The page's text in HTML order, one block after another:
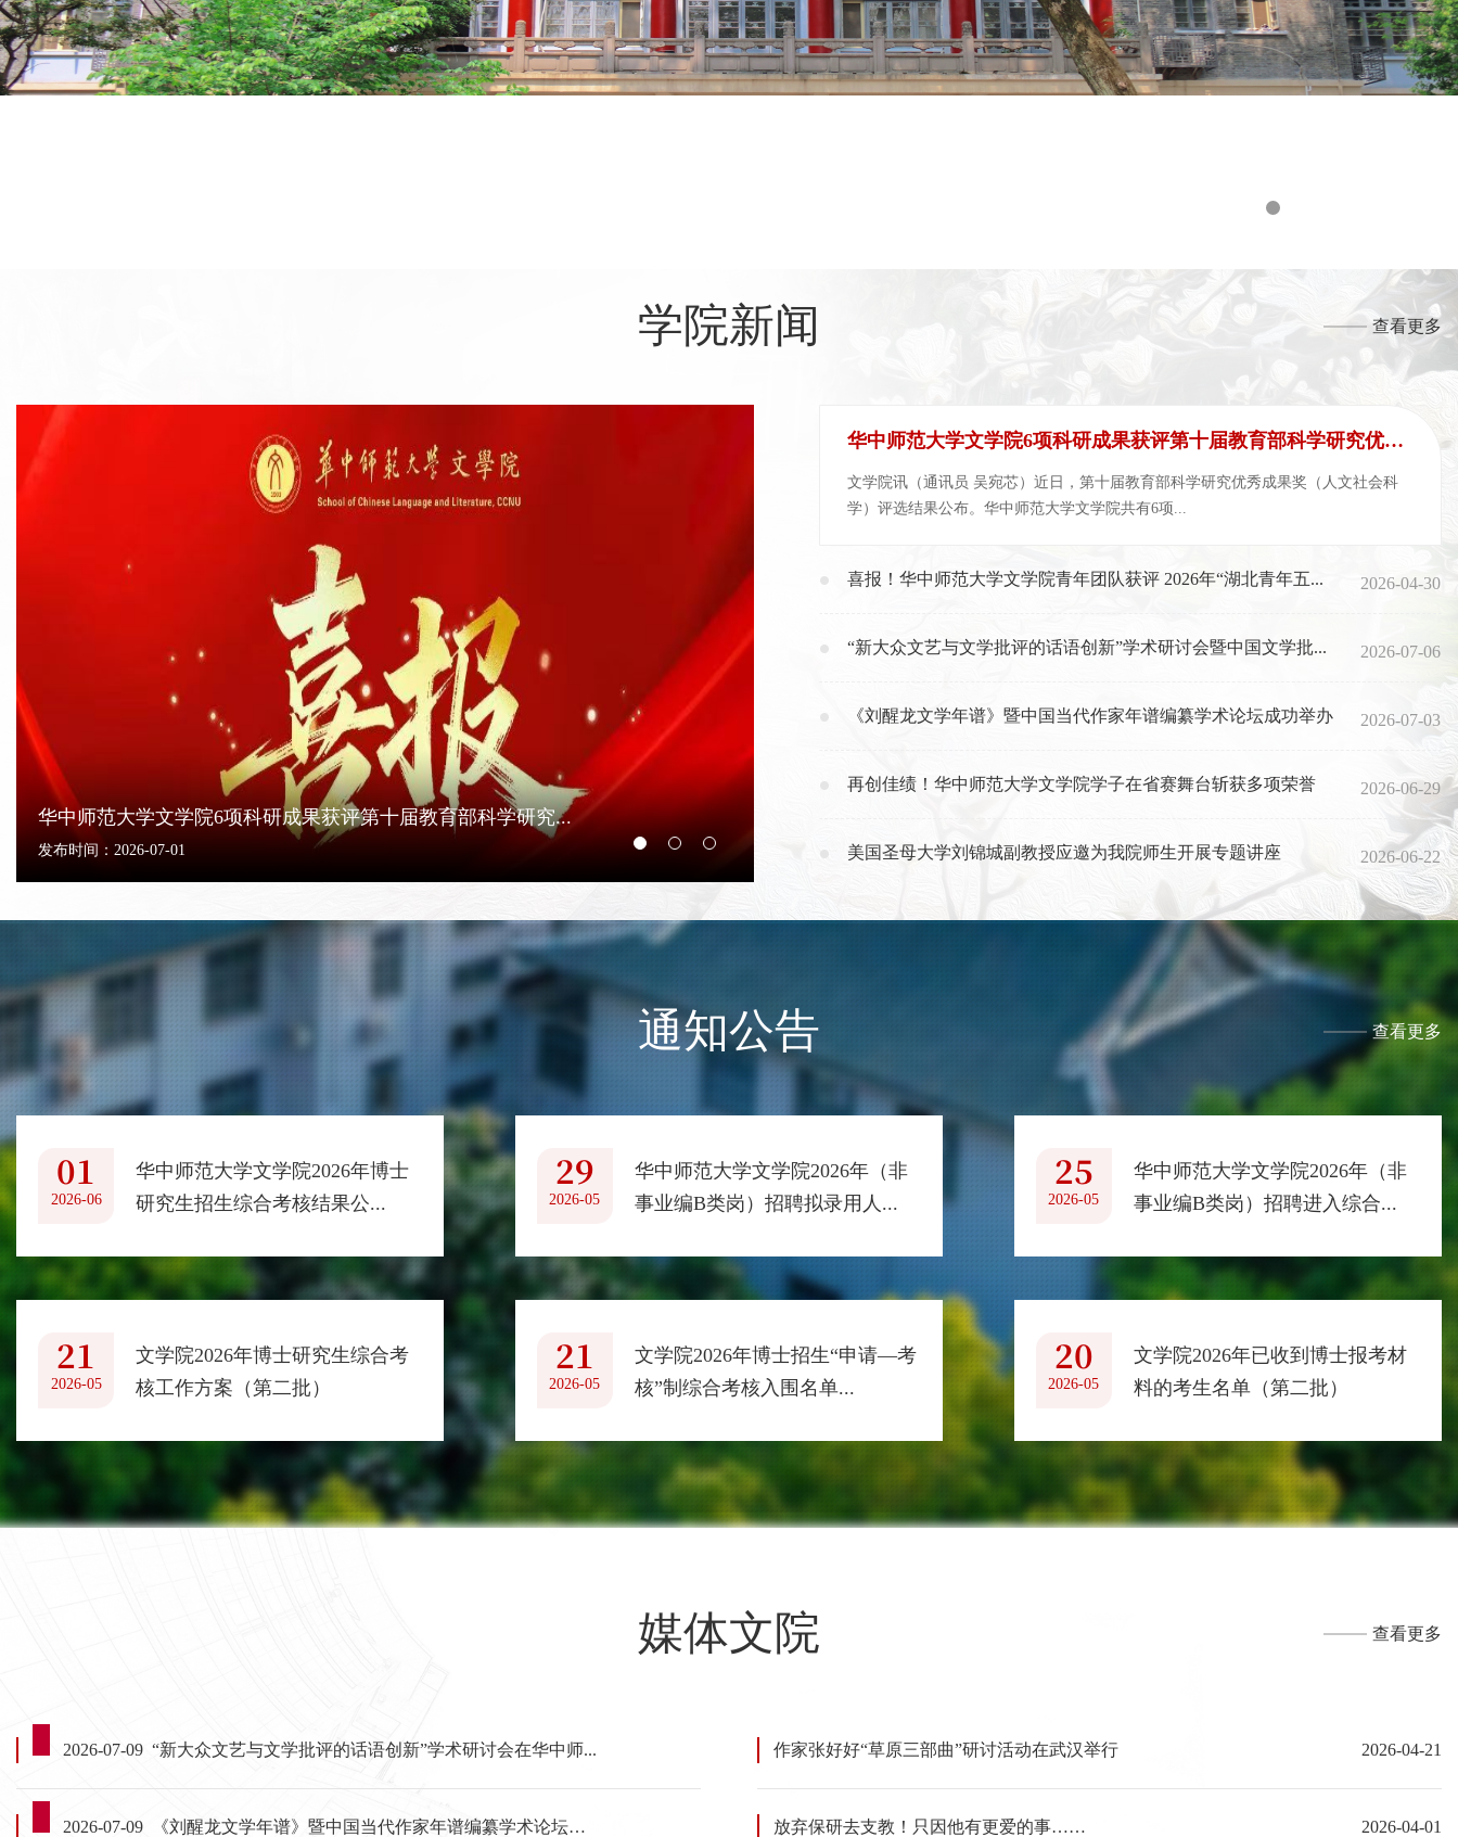
学院新闻 查看更多
华中师范大学文学院6项科研成果获评第十届教育部科学研究...
发布时间：2026-07-01 发布时间：2026-04-30
华中师范大学文学院6项科研成果获评第十届教育部科学研究优秀...
文学院讯（通讯员 吴宛芯）近日，第十届教育部科学研究优秀成果奖（人文社会科
学）评选结果公布。华中师范大学文学院共有6项...
喜报！华中师范大学文学院青年团队获评 2026年“湖北青年五... 2026-04-30
“新大众文艺与文学批评的话语创新”学术研讨会暨中国文学批... 2026-07-06
《刘醒龙文学年谱》暨中国当代作家年谱编纂学术论坛成功举办 2026-07-03
再创佳绩！华中师范大学文学院学子在省赛舞台斩获多项荣誉 2026-06-29
美国圣母大学刘锦城副教授应邀为我院师生开展专题讲座 2026-06-22
通知公告 查看更多
01
2026-06
华中师范大学文学院2026年博士
研究生招生综合考核结果公...
29
2026-05
华中师范大学文学院2026年（非
事业编B类岗）招聘拟录用人...
25
2026-05
华中师范大学文学院2026年（非
事业编B类岗）招聘进入综合...
21
2026-05
文学院2026年博士研究生综合考
核工作方案（第二批）
21
2026-05
文学院2026年博士招生“申请—考
核”制综合考核入围名单...
20
2026-05
文学院2026年已收到博士报考材
料的考生名单（第二批）
媒体文院 查看更多
2026-07-09 “新大众文艺与文学批评的话语创新”学术研讨会在华中师...
2026-07-09 《刘醒龙文学年谱》暨中国当代作家年谱编纂学术论坛在武...
作家张好好“草原三部曲”研讨活动在武汉举行 2026-04-21
放弃保研去支教！只因他有更爱的事…… 2026-04-01